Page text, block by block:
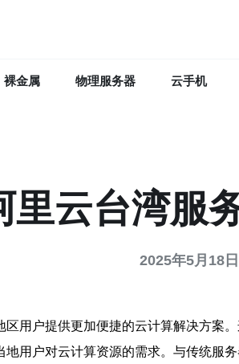
裸金属 物理服务器 云手机
里云台湾服
2025年5月18日
用户提供更加便捷的云计算解决方案
用户对云计算资源的需求。与传统服